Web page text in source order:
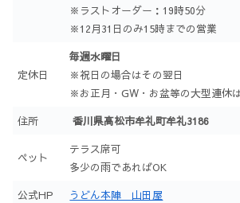
※ラストオーダー：19時50分
※12月31日のみ15時までの営業
定休日
毎週水曜日
※祝日の場合はその翌日
※お正月・GW・お盆等の大型連休
住所 香川県高松市牟礼町牟礼3186
ペット
テラス席可
多少の雨であればOK
公式HP うどん本陣 山田屋